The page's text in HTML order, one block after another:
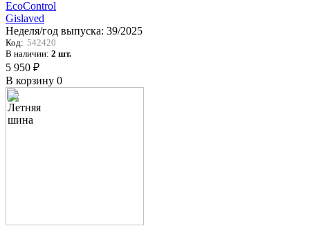
EcoControl
Gislaved
Неделя/год выпуска: 39/2025
Код: 542420
В наличии: 2 шт.
5 950 ₽
В корзину 0